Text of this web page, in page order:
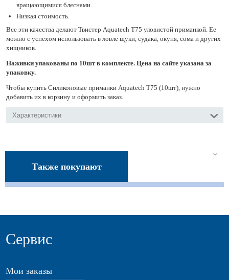
вращающимися блеснами.
Низкая стоимость.
Все эти качества делают Твистер Aquatech Т75 уловистой приманкой. Ее
можно с успехом использовать в ловле щуки, судака, окуня, сома и других
хищников.
Наживки упакованы по 10шт в комплекте. Цена на сайте указана за
упаковку.
Чтобы купить Силиконовые приманки Aquatech Т75 (10шт), нужно
добавить их в корзину и оформить заказ.
Характеристики
Также покупают
Сервис
Мои заказы